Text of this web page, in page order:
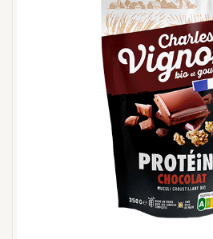
Achetez en ligne